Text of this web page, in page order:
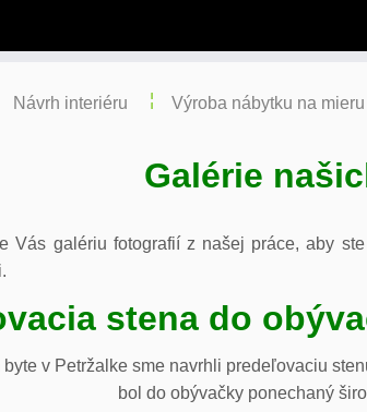
Návrh interiéru Výroba nábytku na mieru
Galérie
Vás galériu fotografií z našej práce, aby
stena do
v Petržalke sme navrhli predeľovaciu
bol do obývačky ponechaný